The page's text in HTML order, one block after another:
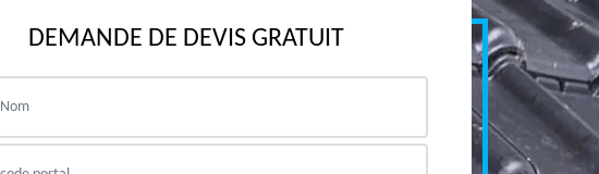
DEMANDE DE DEVIS GRATUIT